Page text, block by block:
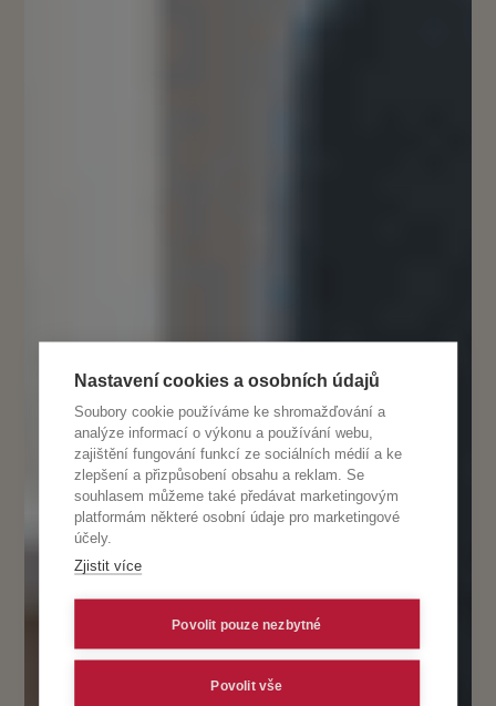
Nastavení cookies a osobních údajů
Soubory cookie používáme ke shromažďování a
analýze informací o výkonu a používání webu,
zajištění fungování funkcí ze sociálních médií a ke
zlepšení a přizpůsobení obsahu a reklam. Se
souhlasem můžeme také předávat marketingovým
platformám některé osobní údaje pro marketingové
účely.
Zjistit více
Povolit pouze nezbytné
Povolit vše